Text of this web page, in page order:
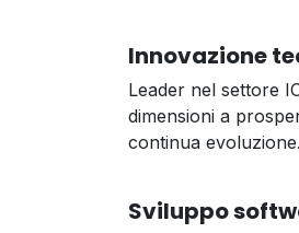
Innovazione
Leader nel settore
dimensioni a
continua evoluzione.
Sviluppo